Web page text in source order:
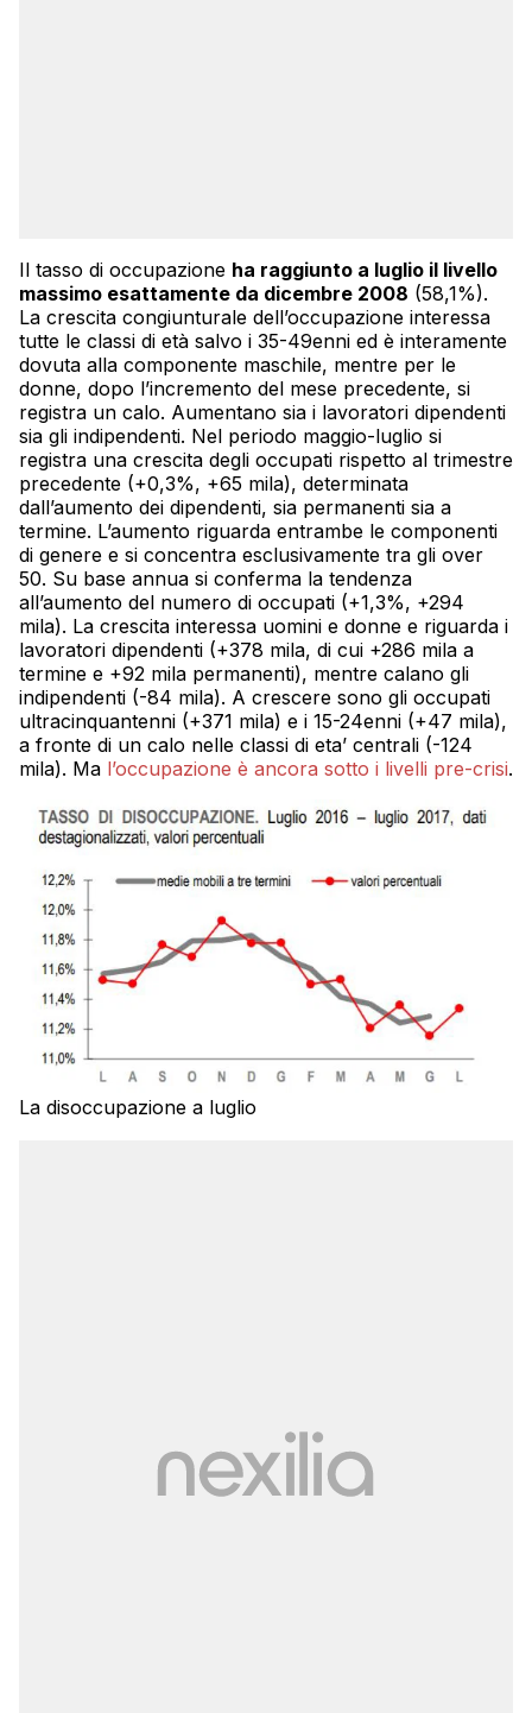
Il tasso di occupazione ha raggiunto a luglio il livello
massimo esattamente da dicembre 2008 (58,1%).
La crescita congiunturale dell’occupazione interessa
tutte le classi di età salvo i 35-49enni ed è interamente
dovuta alla componente maschile, mentre per le
donne, dopo l’incremento del mese precedente, si
registra un calo. Aumentano sia i lavoratori dipendenti
sia gli indipendenti. Nel periodo maggio-luglio si
registra una crescita degli occupati rispetto al trimestre
precedente (+0,3%, +65 mila), determinata
dall’aumento dei dipendenti, sia permanenti sia a
termine. L’aumento riguarda entrambe le componenti
di genere e si concentra esclusivamente tra gli over
50. Su base annua si conferma la tendenza
all’aumento del numero di occupati (+1,3%, +294
mila). La crescita interessa uomini e donne e riguarda i
lavoratori dipendenti (+378 mila, di cui +286 mila a
termine e +92 mila permanenti), mentre calano gli
indipendenti (-84 mila). A crescere sono gli occupati
ultracinquantenni (+371 mila) e i 15-24enni (+47 mila),
a fronte di un calo nelle classi di eta’ centrali (-124
mila). Ma l’occupazione è ancora sotto i livelli pre-crisi.
La disoccupazione a luglio